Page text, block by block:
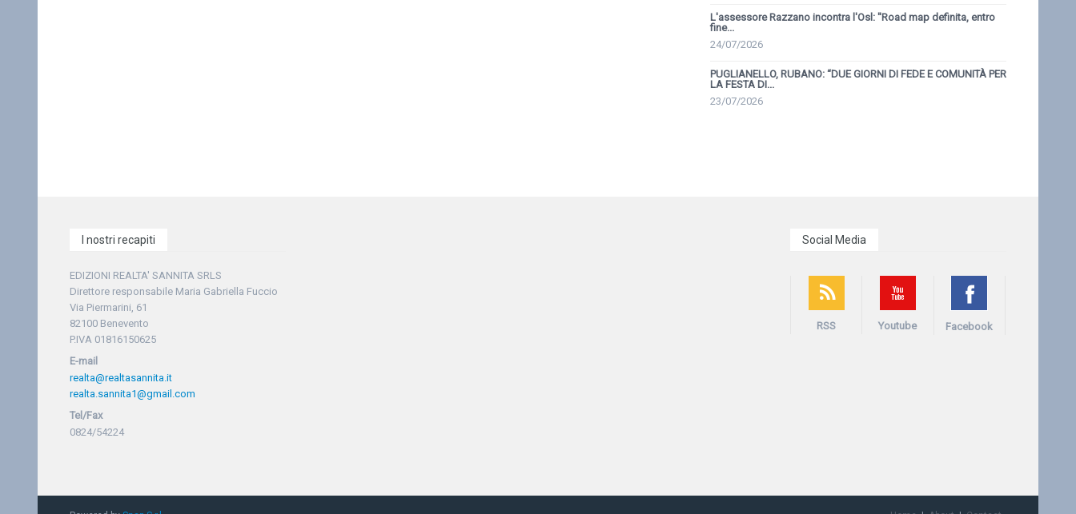
L'assessore Razzano incontra l'Osl: ''Road map definita, entro
fine...
24/07/2026
PUGLIANELLO, RUBANO: “DUE GIORNI DI FEDE E COMUNITÀ PER
LA FESTA DI...
23/07/2026
I nostri recapiti
EDIZIONI REALTA' SANNITA SRLS
Direttore responsabile Maria Gabriella Fuccio
Via Piermarini, 61
82100 Benevento
P.IVA 01816150625
E-mail
realta@realtasannita.it
realta.sannita1@gmail.com
Tel/Fax
0824/54224
Social Media
RSS Youtube Facebook